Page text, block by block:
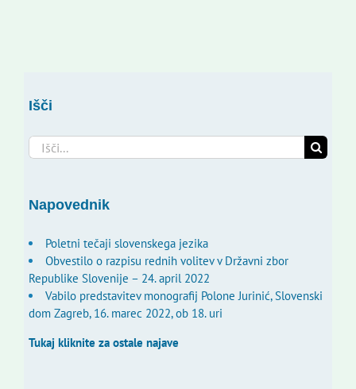
Išči
Search
for:
Napovednik
Poletni tečaji slovenskega jezika
Obvestilo o razpisu rednih volitev v Državni zbor
Republike Slovenije – 24. april 2022
Vabilo predstavitev monografij Polone Jurinić, Slovenski
dom Zagreb, 16. marec 2022, ob 18. uri
Tukaj kliknite za ostale najave